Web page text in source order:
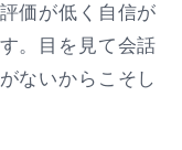
価が低く自信が
。目を見て会話
ないからこそし